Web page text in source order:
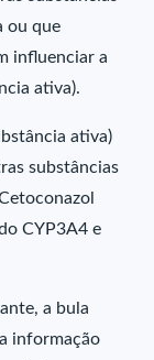
ou que
influenciar a
ativa).
ativa)
substâncias
CYP3A4 e
a bula
informação